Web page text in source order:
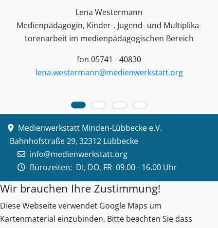
Lena Westermann
Medienpädagogin, Kinder-, Jugend- und Multiplika­
toren­arbeit im medienpädagogischen Bereich
fon 05741 - 40830
lena.westermann@medienwerkstatt.org
Medienwerkstatt Minden-Lübbecke e.V.
Bahnhofstraße 29, 32312 Lübbecke
info@medienwerkstatt.org
Bürozeiten: DI, DO, FR 09.00 - 16.00 Uhr
Wir brauchen Ihre Zustimmung!
Diese Webseite verwendet Google Maps um
Kartenmaterial einzubinden. Bitte beachten Sie dass